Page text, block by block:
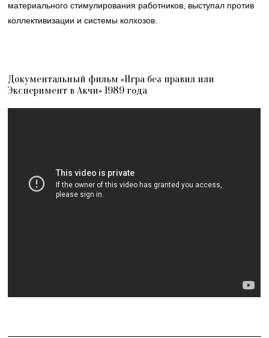
материального стимулирования работников, выступал против
коллективизации и системы колхозов.
Документальный фильм «Игра без правил или
Эксперимент в Акчи» 1989 года